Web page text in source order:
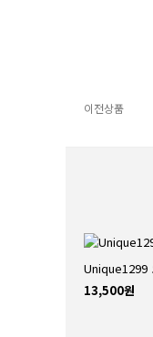
이전상품
Unique1299
13,500원